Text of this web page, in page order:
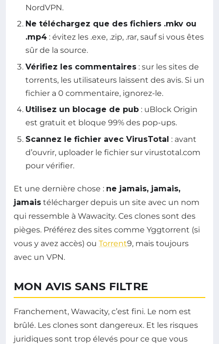
NordVPN.
Ne téléchargez que des fichiers .mkv ou
.mp4 : évitez les .exe, .zip, .rar, sauf si vous êtes
sûr de la source.
Vérifiez les commentaires : sur les sites de
torrents, les utilisateurs laissent des avis. Si un
fichier a 0 commentaire, ignorez-le.
Utilisez un blocage de pub : uBlock Origin
est gratuit et bloque 99% des pop-ups.
Scannez le fichier avec VirusTotal : avant
d’ouvrir, uploader le fichier sur virustotal.com
pour vérifier.
Et une dernière chose : ne jamais, jamais,
jamais télécharger depuis un site avec un nom
qui ressemble à Wawacity. Ces clones sont des
pièges. Préférez des sites comme Yggtorrent (si
vous y avez accès) ou Torrent9, mais toujours
avec un VPN.
MON AVIS SANS FILTRE
Franchement, Wawacity, c’est fini. Le nom est
brûlé. Les clones sont dangereux. Et les risques
juridiques sont trop élevés pour ce que vous